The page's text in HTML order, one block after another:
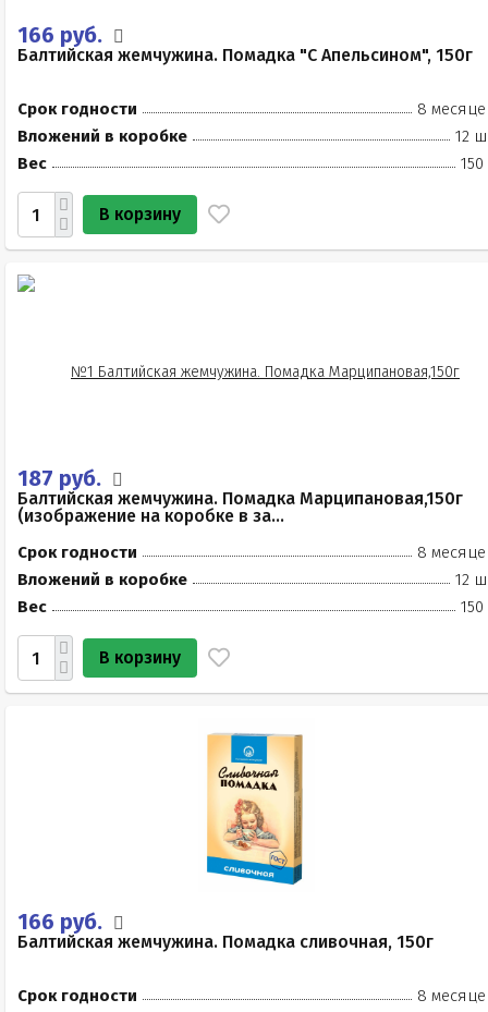
166 руб.
Балтийская жемчужина. Помадка "С Апельсином", 150г
Срок годности
8
Вложений в коробке
12
Вес
150
В корзину
187 руб.
Балтийская жемчужина. Помадка Марципановая,150г
(изображение на коробке в за...
Срок годности
8
Вложений в коробке
12
Вес
150
В корзину
166 руб.
Балтийская жемчужина. Помадка сливочная, 150г
Срок годности
8